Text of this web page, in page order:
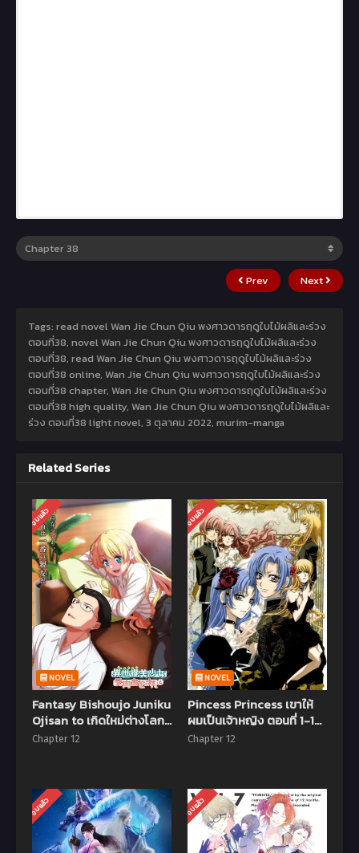
Prev Next
Tags: read novel Wan Jie Chun Qiu พงศาวดารฤดูใบไม้ผลิและร่วง
ตอนที่38, novel Wan Jie Chun Qiu พงศาวดารฤดูใบไม้ผลิและร่วง
ตอนที่38, read Wan Jie Chun Qiu พงศาวดารฤดูใบไม้ผลิและร่วง
ตอนที่38 online, Wan Jie Chun Qiu พงศาวดารฤดูใบไม้ผลิและร่วง
ตอนที่38 chapter, Wan Jie Chun Qiu พงศาวดารฤดูใบไม้ผลิและร่วง
ตอนที่38 high quality, Wan Jie Chun Qiu พงศาวดารฤดูใบไม้ผลิและ
ร่วง ตอนที่38 light novel, 3 ตุลาคม 2022, murim-manga
Related Series
จบแล้ว
NOVEL
Fantasy Bishoujo Juniku
Ojisan to เกิดใหม่ต่างโลก
เพื่อนผมน่ารักโฮกเลยครับ
Chapter 12
จบแล้ว
NOVEL
Pincess Princess เขาให้
ผมเป็นเจ้าหญิง ตอนที่ 1-12
ซับไทย
Chapter 12
จบแล้ว จบแล้ว